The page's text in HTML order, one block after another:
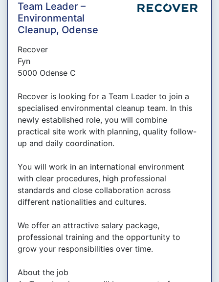
Team Leader –
Environmental
Cleanup, Odense
Recover
Fyn
5000 Odense C
Recover is looking for a Team Leader to join a
specialised environmental cleanup team. In this
newly established role, you will combine
practical site work with planning, quality follow-
up and daily coordination.
You will work in an international environment
with clear procedures, high professional
standards and close collaboration across
different nationalities and cultures.
We offer an attractive salary package,
professional training and the opportunity to
grow your responsibilities over time.
About the job